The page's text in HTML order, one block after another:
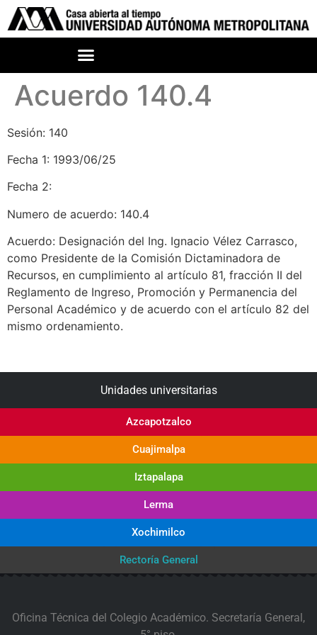
Acuerdo 140.4
Sesión: 140
Fecha 1: 1993/06/25
Fecha 2:
Numero de acuerdo: 140.4
Acuerdo: Designación del Ing. Ignacio Vélez Carrasco,
como Presidente de la Comisión Dictaminadora de
Recursos, en cumplimiento al artículo 81, fracción II del
Reglamento de Ingreso, Promoción y Permanencia del
Personal Académico y de acuerdo con el artículo 82 del
mismo ordenamiento.
Unidades universitarias
Azcapotzalco
Cuajimalpa
Iztapalapa
Lerma
Xochimilco
Rectoría General
Oficina Técnica del Colegio Académico. Secretaría General,